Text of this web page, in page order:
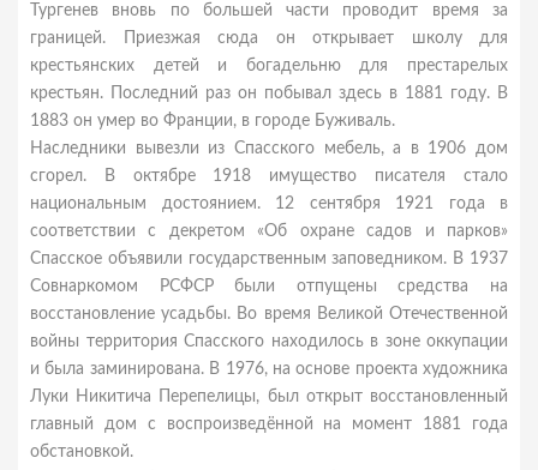
Тургенев вновь по большей части проводит время за
границей. Приезжая сюда он открывает школу для
крестьянских детей и богадельню для престарелых
крестьян. Последний раз он побывал здесь в 1881 году. В
1883 он умер во Франции, в городе Буживаль.
Наследники вывезли из Спасского мебель, а в 1906 дом
сгорел. В октябре 1918 имущество писателя стало
национальным достоянием. 12 сентября 1921 года в
соответствии с декретом «Об охране садов и парков»
Спасское объявили государственным заповедником. В 1937
Совнаркомом РСФСР были отпущены средства на
восстановление усадьбы. Во время Великой Отечественной
войны территория Спасского находилось в зоне оккупации
и была заминирована. В 1976, на основе проекта художника
Луки Никитича Перепелицы, был открыт восстановленный
главный дом с воспроизведённой на момент 1881 года
обстановкой.